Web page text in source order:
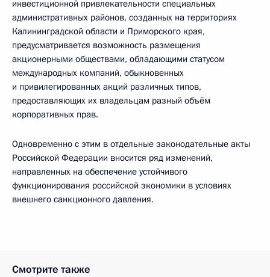
инвестиционной привлекательности специальных
административных районов, созданных на территориях
Калининградской области и Приморского края,
предусматривается возможность размещения
акционерными обществами, обладающими статусом
международных компаний, обыкновенных
и привилегированных акций различных типов,
предоставляющих их владельцам разный объём
корпоративных прав.
Одновременно с этим в отдельные законодательные акты
Российской Федерации вносится ряд изменений,
направленных на обеспечение устойчивого
функционирования российской экономики в условиях
внешнего санкционного давления.
Смотрите также